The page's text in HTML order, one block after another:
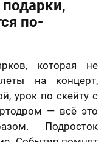
по-
которая не
на концерт,
урок по скейту с
— всё это
Подросток